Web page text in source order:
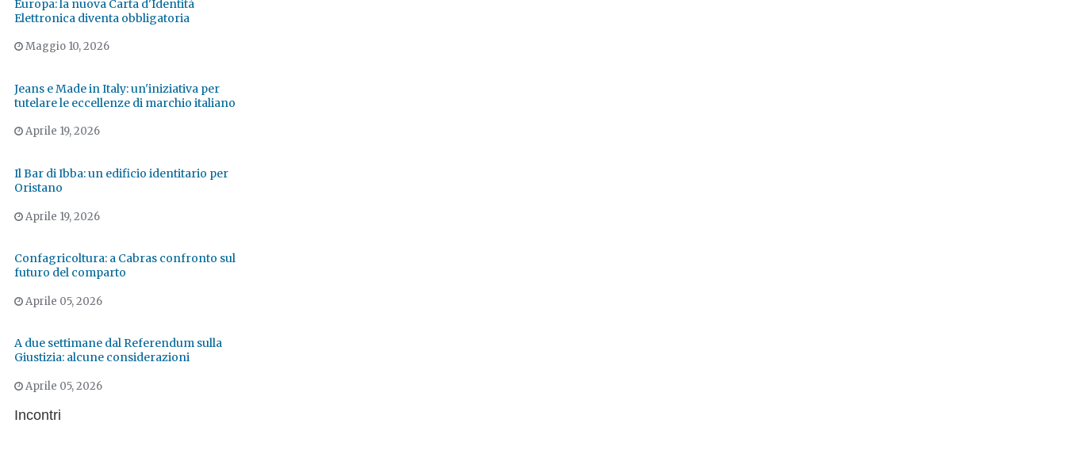
Europa: la nuova Carta d'Identità
Elettronica diventa obbligatoria
Maggio 10, 2026
Jeans e Made in Italy: un'iniziativa per
tutelare le eccellenze di marchio italiano
Aprile 19, 2026
Il Bar di Ibba: un edificio identitario per
Oristano
Aprile 19, 2026
Confagricoltura: a Cabras confronto sul
futuro del comparto
Aprile 05, 2026
A due settimane dal Referendum sulla
Giustizia: alcune considerazioni
Aprile 05, 2026
Incontri